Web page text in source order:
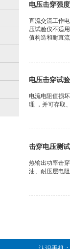
电压击穿强
直流交流工作
压试验仪不适
值构造和耐直
电压击穿试
电流电阻值损
理 ，并可存取
击穿电压测
热输出功率击
油、耐压层电